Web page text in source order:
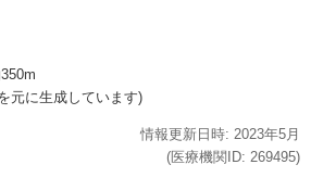
元に生成しています)
情報更新日時: 2023年5月
(医療機関ID: 269495)